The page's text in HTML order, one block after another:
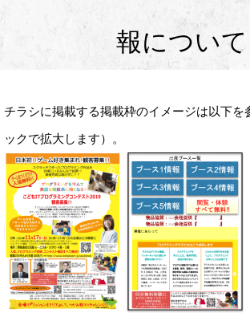
報について
チラシに掲載する掲載枠のイメージは以下を
ックで拡大します）。